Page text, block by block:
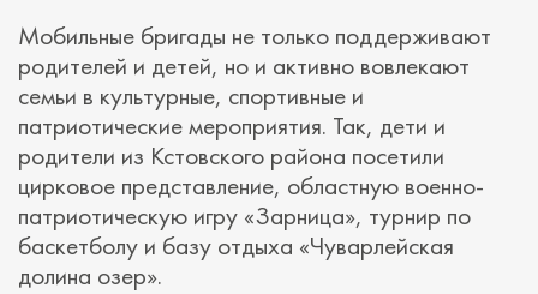
Мобильные бригады не только поддерживают
родителей и детей, но и активно вовлекают
семьи в культурные, спортивные и
патриотические мероприятия. Так, дети и
родители из Кстовского района посетили
цирковое представление, областную военно-
патриотическую игру «Зарница», турнир по
баскетболу и базу отдыха «Чуварлейская
долина озер».